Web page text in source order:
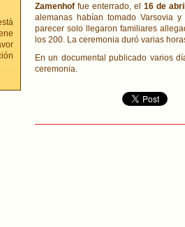
Zamenhof fue enterrado, el 16 de
alemanas habían tomado Varsovia
parecer solo llegaron familiares
los 200. La ceremonia duró varias
En un documental publicado varios
ceremonia.